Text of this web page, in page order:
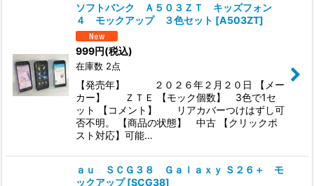
ソフトバンク Ａ５０３ＺＴ キッズフォン
４ モックアップ ３色セット [A503ZT]
999円(税込)
在庫数 2点
【発売年】 ２０２６年２月２０日 【メー
カー】 ＺＴＥ 【モック個数】 3色で1セ
ット 【コメント】 リアカバーつけはずし可
否不明。 【商品の状態】 中古 【クリックポ
スト対応】可能…
ａｕ ＳＣＧ３８ Ｇａｌａｘｙ Ｓ２６＋ モ
ックアップ [SCG38]